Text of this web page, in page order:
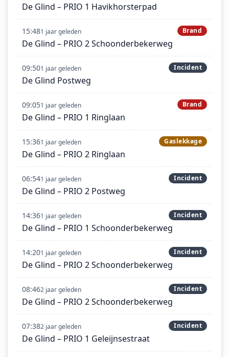
De Glind – PRIO 1 Havikhorsterpad
15:481 jaar geleden Brand
De Glind – PRIO 2 Schoonderbekerweg
09:501 jaar geleden Incident
De Glind Postweg
09:051 jaar geleden Brand
De Glind – PRIO 1 Ringlaan
15:361 jaar geleden Gaslekkage
De Glind – PRIO 2 Ringlaan
06:541 jaar geleden Incident
De Glind – PRIO 2 Postweg
14:361 jaar geleden Incident
De Glind – PRIO 1 Schoonderbekerweg
14:201 jaar geleden Incident
De Glind – PRIO 2 Schoonderbekerweg
08:462 jaar geleden Incident
De Glind – PRIO 2 Schoonderbekerweg
07:382 jaar geleden Incident
De Glind – PRIO 1 Geleijnsestraat